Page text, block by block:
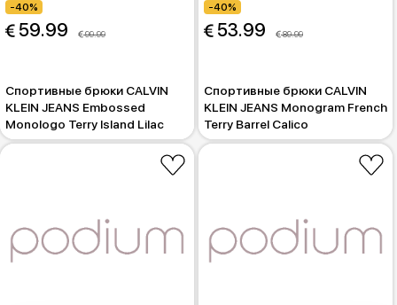
-40%
59.99 99.99
Спортивные брюки CALVIN
KLEIN JEANS Embossed
Monologo Terry Island Lilac
-40%
53.99 89.99
Спортивные брюки CALVIN
KLEIN JEANS Monogram French
Terry Barrel Calico